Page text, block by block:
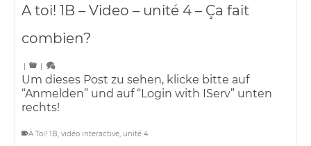
A toi! 1B – Video – unité 4 – Ça fait
combien?
| |
Um dieses Post zu sehen, klicke bitte auf
“Anmelden” und auf “Login with IServ” unten
rechts!
À Toi! 1B vidéo interactive unité 4